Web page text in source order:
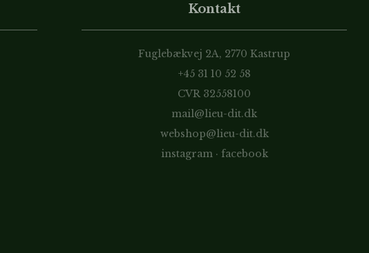
Kontakt
Fuglebækvej 2A, 2770 Kastrup
+45 31 10 52 58
CVR 32558100
mail@lieu-dit.dk
webshop@lieu-dit.dk
instagram · facebook